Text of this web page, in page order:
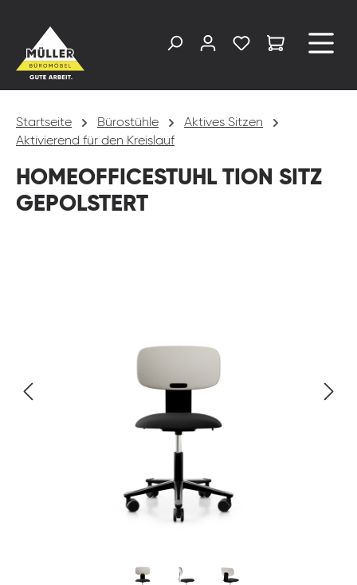
Startseite Bürostühle
Aktives Sitzen
Aktivierend für den Kreislauf
HOMEOFFICESTUHL TION SITZ
GEPOLSTERT